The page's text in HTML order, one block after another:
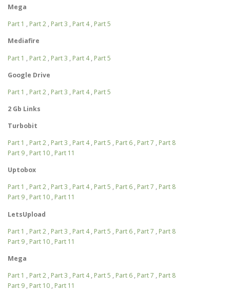
Mega
Part 1 , Part 2 , Part 3 , Part 4, Part 5
Mediafire
Part 1 , Part 2 , Part 3 , Part 4, Part 5
Google Drive
Part 1 , Part 2 , Part 3 , Part 4, Part 5
2 Gb Links
Turbobit
Part 1 , Part 2 , Part 3 , Part 4, Part 5 , Part 6 , Part 7 , Part 8
Part 9 , Part 10 , Part 11
Uptobox
Part 1 , Part 2 , Part 3 , Part 4, Part 5 , Part 6 , Part 7 , Part 8
Part 9 , Part 10 , Part 11
LetsUpload
Part 1 , Part 2 , Part 3 , Part 4, Part 5 , Part 6 , Part 7 , Part 8
Part 9 , Part 10 , Part 11
Mega
Part 1 , Part 2 , Part 3 , Part 4, Part 5 , Part 6 , Part 7 , Part 8
Part 9 , Part 10 , Part 11